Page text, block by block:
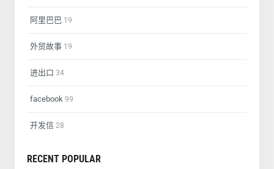
阿里巴巴 19
外贸故事 19
进出口 34
facebook 99
开发信 28
RECENT POPULAR